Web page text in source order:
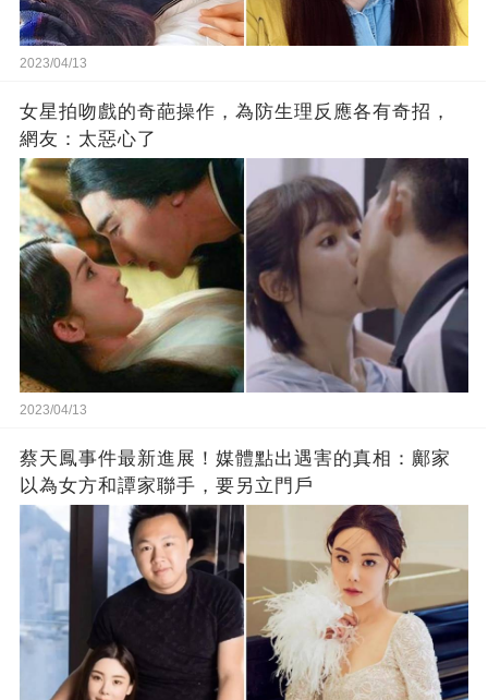
2023/04/13
女星拍吻戲的奇葩操作，為防生理反應各有奇招，
網友：太惡心了
2023/04/13
蔡天鳳事件最新進展！媒體點出遇害的真相：鄺家
以為女方和譚家聯手，要另立門戶